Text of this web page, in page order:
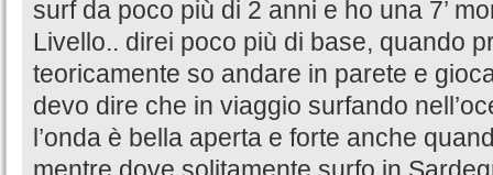
surf da poco più di 2 anni e ho una 7’
Livello.. direi poco più di base, quando
teoricamente so andare in parete e
devo dire che in viaggio surfando
l’onda è bella aperta e forte anche